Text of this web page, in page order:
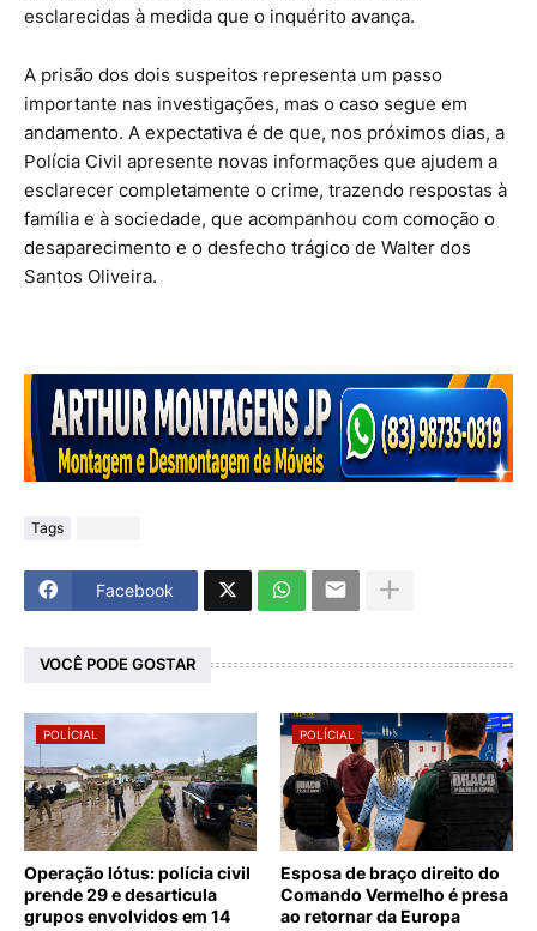
esclarecidas à medida que o inquérito avança.
A prisão dos dois suspeitos representa um passo
importante nas investigações, mas o caso segue em
andamento. A expectativa é de que, nos próximos dias, a
Polícia Civil apresente novas informações que ajudem a
esclarecer completamente o crime, trazendo respostas à
família e à sociedade, que acompanhou com comoção o
desaparecimento e o desfecho trágico de Walter dos
Santos Oliveira.
Tags
Facebook
VOCÊ PODE GOSTAR
POLÍCIAL
Operação lótus: polícia civil
prende 29 e desarticula
grupos envolvidos em 14
POLÍCIAL
Esposa de braço direito do
Comando Vermelho é presa
ao retornar da Europa